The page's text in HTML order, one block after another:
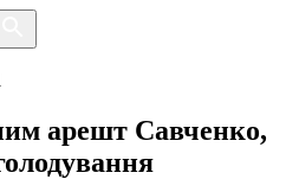
арешт Савченко,